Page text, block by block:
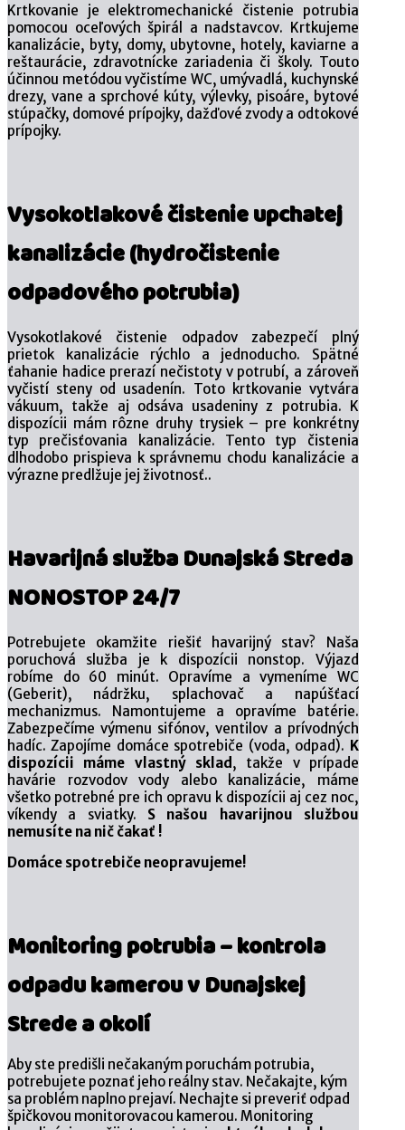
Krtkovanie je elektromechanické čistenie potrubia
pomocou oceľových špirál a nadstavcov. Krtkujeme
kanalizácie, byty, domy, ubytovne, hotely, kaviarne a
reštaurácie, zdravotnícke zariadenia či školy. Touto
účinnou metódou vyčistíme WC, umývadlá, kuchynské
drezy, vane a sprchové kúty, výlevky, pisoáre, bytové
stúpačky, domové prípojky, dažďové zvody a odtokové
prípojky.
Vysokotlakové čistenie upchatej
kanalizácie (hydročistenie
odpadového potrubia)
Vysokotlakové čistenie odpadov zabezpečí plný
prietok kanalizácie rýchlo a jednoducho. Spätné
ťahanie hadice prerazí nečistoty v potrubí, a zároveň
vyčistí steny od usadenín. Toto krtkovanie vytvára
vákuum, takže aj odsáva usadeniny z potrubia. K
dispozícii mám rôzne druhy trysiek – pre konkrétny
typ prečisťovania kanalizácie. Tento typ čistenia
dlhodobo prispieva k správnemu chodu kanalizácie a
výrazne predlžuje jej životnosť..
Havarijná služba Dunajská Streda
NONOSTOP 24/7
Potrebujete okamžite riešiť havarijný stav? Naša
poruchová služba je k dispozícii nonstop. Výjazd
robíme do 60 minút. Opravíme a vymeníme WC
(Geberit), nádržku, splachovač a napúšťací
mechanizmus. Namontujeme a opravíme batérie.
Zabezpečíme výmenu sifónov, ventilov a prívodných
hadíc. Zapojíme domáce spotrebiče (voda, odpad). K
dispozícii máme vlastný sklad , takže v prípade
havárie rozvodov vody alebo kanalizácie, máme
všetko potrebné pre ich opravu k dispozícii aj cez noc,
víkendy a sviatky. S našou havarijnou službou
nemusíte na nič čakať !
Domáce spotrebiče neopravujeme!
Monitoring potrubia – kontrola
odpadu kamerou v Dunajskej
Strede a okolí
Aby ste predišli nečakaným poruchám potrubia,
potrebujete poznať jeho reálny stav. Nečakajte, kým
sa problém naplno prejaví. Nechajte si preveriť odpad
špičkovou monitorovacou kamerou. Monitoring